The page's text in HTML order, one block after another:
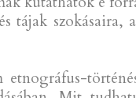
tájak